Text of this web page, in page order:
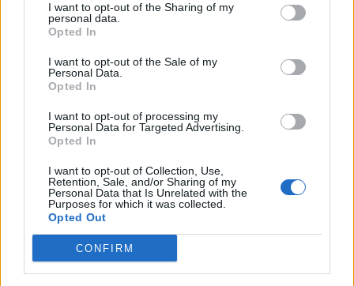
I want to opt-out of the Sharing of my
personal data.
Opted In
I want to opt-out of the Sale of my
Personal Data.
Opted In
I want to opt-out of processing my
Personal Data for Targeted Advertising.
Opted In
I want to opt-out of Collection, Use,
Retention, Sale, and/or Sharing of my
Personal Data that Is Unrelated with the
Purposes for which it was collected.
Opted Out
CONFIRM
1 COMMENT
ΤΕΛΕΥΤΑΙΑ ΝΕΑ